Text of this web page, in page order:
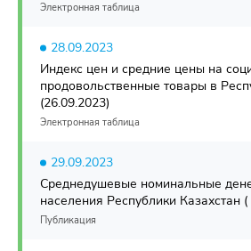
Электронная таблица
28.09.2023
Индекс цен и средние цены на
продовольственные товары в
(26.09.2023)
Электронная таблица
29.09.2023
Среднедушевые номинальные
населения Республики Казахстан (
Публикация